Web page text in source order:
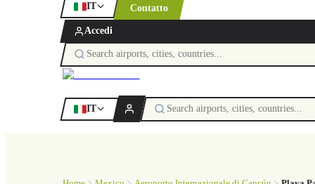
IT Contatto
Accedi
IT